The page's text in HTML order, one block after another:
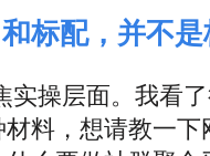
标配，并不
实操层面。我看
料，想请教一下